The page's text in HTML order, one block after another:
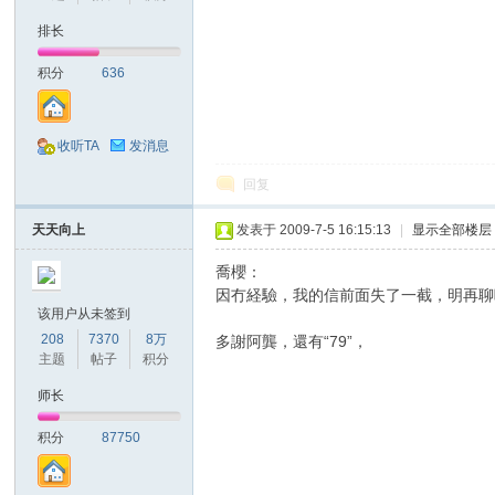
排长
积分 636
收听TA 发消息
回复
天天向上
该用户从未签到
208
主题
7370
帖子
8万
积分
师长
积分 87750
发表于 2009-7-5 16:15:13 显示全部楼层
喬櫻：
因冇経驗，我的信前面失了一截，明再
多謝阿龔，還有“79”，